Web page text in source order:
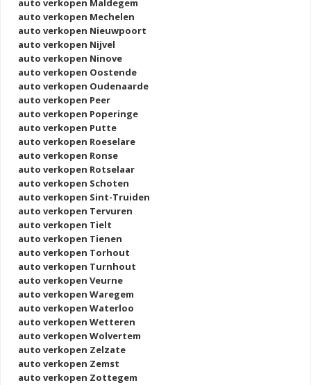
auto verkopen Maldegem
auto verkopen Mechelen
auto verkopen Nieuwpoort
auto verkopen Nijvel
auto verkopen Ninove
auto verkopen Oostende
auto verkopen Oudenaarde
auto verkopen Peer
auto verkopen Poperinge
auto verkopen Putte
auto verkopen Roeselare
auto verkopen Ronse
auto verkopen Rotselaar
auto verkopen Schoten
auto verkopen Sint-Truiden
auto verkopen Tervuren
auto verkopen Tielt
auto verkopen Tienen
auto verkopen Torhout
auto verkopen Turnhout
auto verkopen Veurne
auto verkopen Waregem
auto verkopen Waterloo
auto verkopen Wetteren
auto verkopen Wolvertem
auto verkopen Zelzate
auto verkopen Zemst
auto verkopen Zottegem